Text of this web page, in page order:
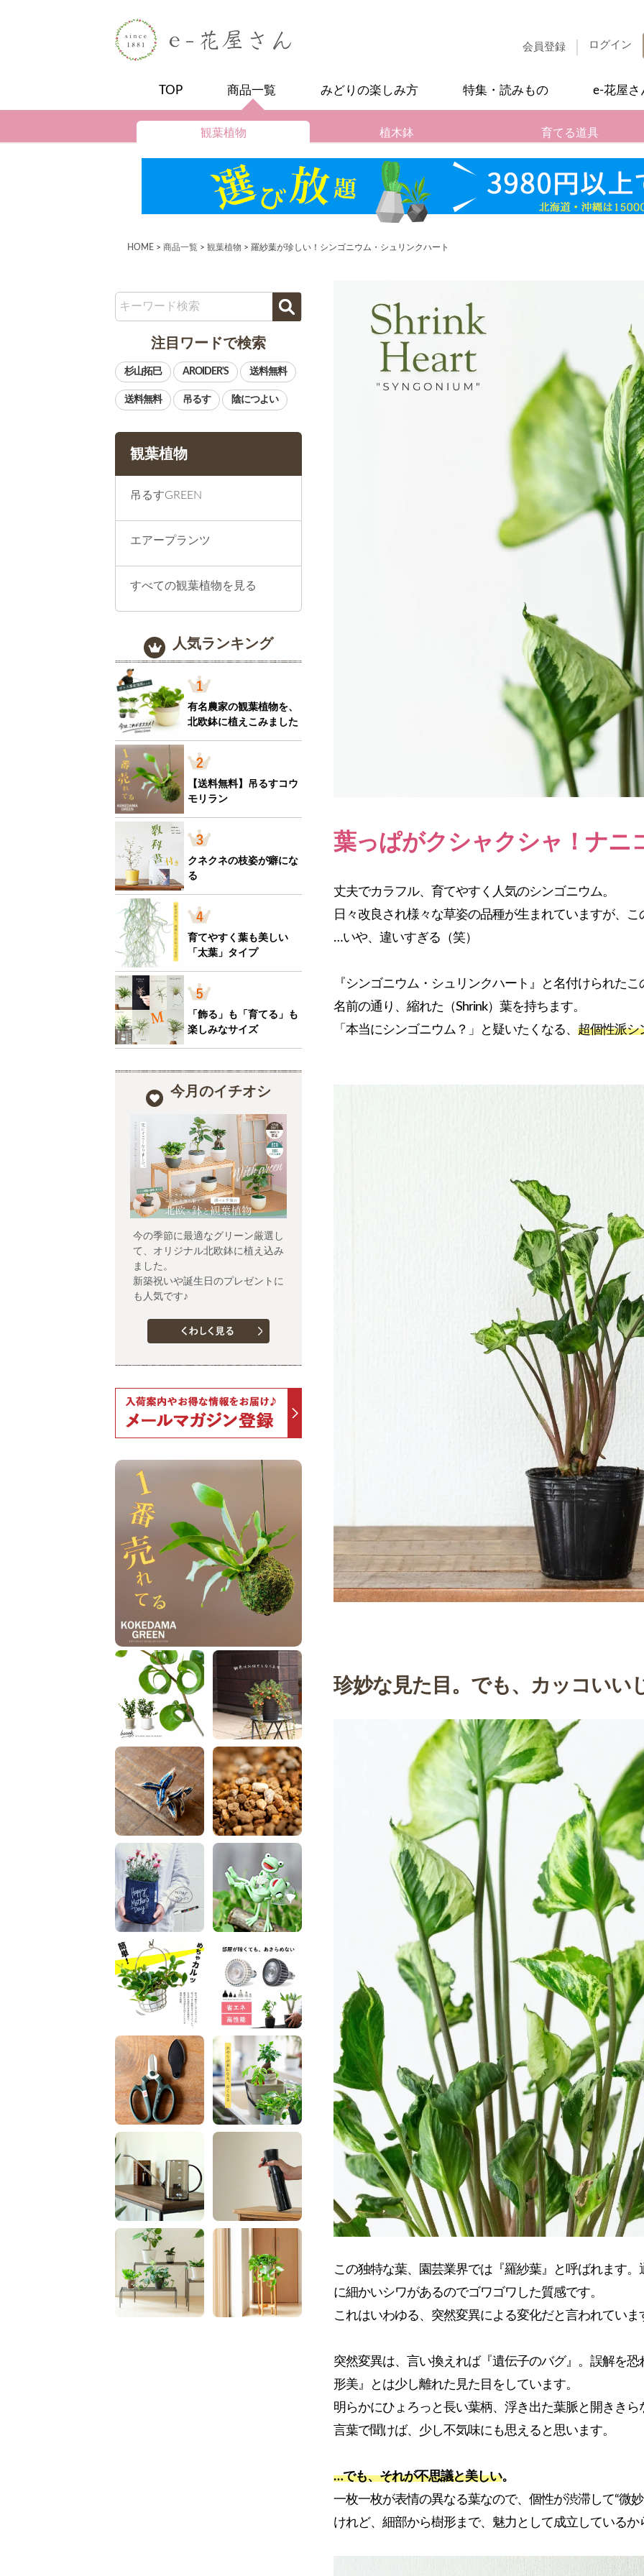
会員登録 ログイン
TOP 商品一覧 みどりの楽しみ方 特集・読みもの e-花屋さ
観葉植物 植木鉢 育てる道具
HOME 商品一覧 観葉植物 羅紗葉が珍しい！シンゴニウム・シュリンクハート
注目ワードで検索
観葉植物
吊るすGREEN
エアープランツ
すべての観葉植物を見る
人気ランキング
有名農家の観葉植物を、
北欧鉢に植えこみました
【送料無料】吊るすコウ
モリラン
クネクネの枝姿が癖にな
る
育てやすく葉も美しい
「太葉」タイプ
「飾る」も「育てる」も
楽しみなサイズ
今月のイチオシ
今の季節に最適なグリーン厳選し
て、オリジナル北欧鉢に植え込み
ました。
新築祝いや誕生日のプレゼントに
も人気です♪
葉っぱがクシャクシャ！ナニ
丈夫でカラフル、育てやすく人気のシンゴニウム。
日々改良され様々な草姿の品種が生まれていますが、
…いや、違いすぎる（笑）
『シンゴニウム・シュリンクハート』と名付けられたこ
名前の通り、縮れた（Shrink）葉を持ちます。
「本当にシンゴニウム？」と疑いたくなる、 超個性派シ
珍妙な見た目。でも、カッコいい
この独特な葉、園芸業界では『羅紗葉』と呼ばれます
に細かいシワがあるのでゴワゴワした質感です。
これはいわゆる、突然変異による変化だと言われていま
突然変異は、言い換えれば『遺伝子のバグ』。誤解を
形美』とは少し離れた見た目をしています。
明らかにひょろっと長い葉柄、浮き出た葉脈と開ききら
言葉で聞けば、少し不気味にも思えると思います。
…でも、それが不思議と美しい。
一枚一枚が表情の異なる葉なので、個性が渋滞して“微
けれど、細部から樹形まで、魅力として成立しているか